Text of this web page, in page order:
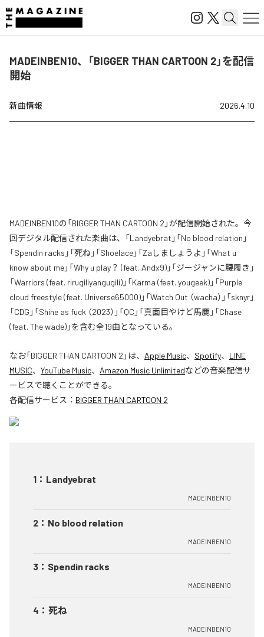
MADEINBEN10、「BIGGER THAN CARTOON 2」を配信
開始
新曲情報 2026.4.10
MADEINBEN10の「BIGGER THAN CARTOON 2」が配信開始された。今
回デジタル配信された楽曲は、「Landyebrat」「No blood relation」
「Spendin racks」「死ね」「Shoelace」「Zaしましょうよ」「What u
know about me」「Why u play？ (feat. Andx9)」「ジージャンに腰履き」
「Warriors (feat. rirugiliyangugili)」「Karma (feat. yougeek)」「Purple
cloud freestyle (feat. Universe65000)」「Watch Out （wacha）」「sknyr」
「CDG」「Shine as fuck （2023）」「QC」「真面目やけど馬鹿」「Chase
(feat. The wade)」を含む全19曲となっている。
なお「BIGGER THAN CARTOON 2 」は、 Apple Music、 Spotify、 LINE
MUSIC、 YouTube Music、 Amazon Music Unlimitedなどの音楽配信サ
ービスで聴くことができる。
各配信サービス： BIGGER THAN CARTOON 2
1 ： Landyebrat
MADEINBEN10
2 ： No blood relation
MADEINBEN10
3 ： Spendin racks
MADEINBEN10
4 ： 死ね
MADEINBEN10